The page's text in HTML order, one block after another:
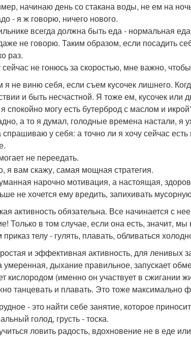
начинаю день со стакана воды, не ем на
- я ж говорю, ничего нового.
всегда должна быть еда - нормальная
не говорю. Таким образом, если посадить
раз.
не гонюсь за скоростью, мне важно,
я не виню себя, если съем кусочек лишнего.
и быть несчастной. Я тоже ем, кусочек
спокойно могу есть бутерброд с маслом и
а то я думал, голодные времена настали, я
спрашиваю у себя: а точно ли я хочу сейчас
не переедать.
я вам скажу, самая мощная стратегия.
нарочно мотивация, а настоящая,
не хочется ему вредить, запихивать
активность обязательна. Все начинается с
Только в том случае, если она есть, значит,
телу - гулять, плавать, обливаться
и эффективная активность, для ленивых
умеренная, дыхание правильное, запускает
кислородом (именно он участвует в сжигании
танцевать и плавать. Это тоже максимально
- это найти себе занятие, которое
голод, грусть - тоска.
ловить радость, вдохновение не в еде